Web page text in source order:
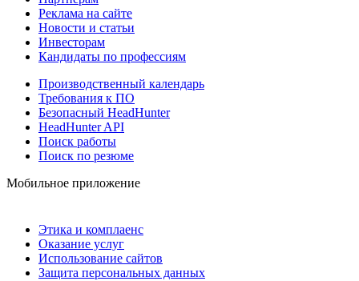
Реклама на сайте
Новости и статьи
Инвесторам
Кандидаты по профессиям
Производственный календарь
Требования к ПО
Безопасный HeadHunter
HeadHunter API
Поиск работы
Поиск по резюме
Мобильное приложение
Этика и комплаенс
Оказание услуг
Использование сайтов
Защита персональных данных